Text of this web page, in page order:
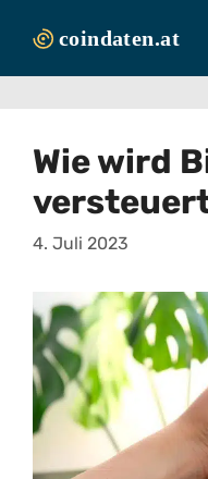
Inhalt
Wie wird
4. Juli 2023